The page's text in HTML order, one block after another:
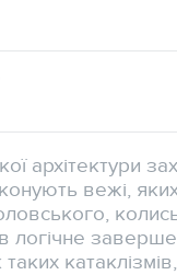
архітектури
вежі,